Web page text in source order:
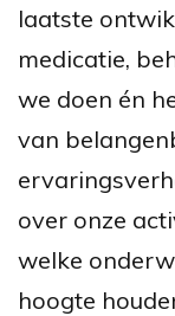
laatste
medicatie,
we doen én
van
over onze
welke
hoogte